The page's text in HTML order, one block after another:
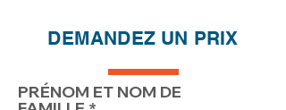
PRIX 196.00$ 146.00$ 121.00$
DEMANDEZ UN PRIX
PRÉNOM ET NOM DE